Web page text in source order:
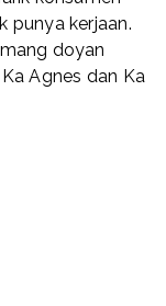
punya kerjaan.
doyan
Agnes dan Ka